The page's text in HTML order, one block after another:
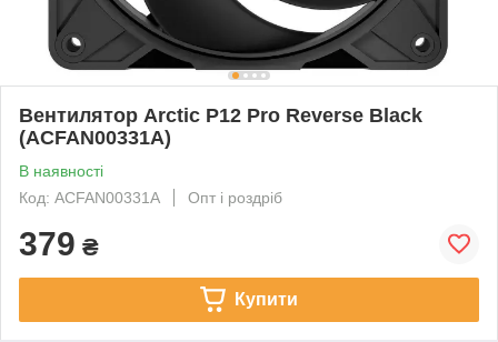
Вентилятор Arctic P12 Pro Reverse Black
(ACFAN00331A)
В наявності
Код: ACFAN00331A
Опт і роздріб
379 ₴
Купити